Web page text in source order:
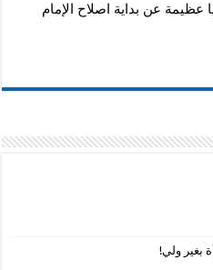
والفتن (34) | رؤيا عظيمة عن بداية اصلاح الإمام
بغير ولي!